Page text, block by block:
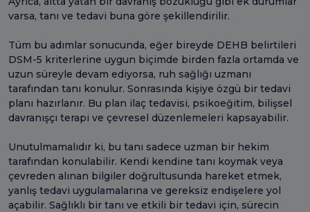
varsa, tanı ve tedavi buna göre şekillendirilir.
Tüm bu adımlar sonucunda, eğer bireyde DEHB belirtileri
DSM-5 kriterlerine uygun biçimde birden fazla ortamda ve
uzun süreyle devam ediyorsa, ruh sağlığı uzmanı
tarafından tanı konulur. Sonrasında kişiye özgü bir tedavi
planı hazırlanır. Bu plan ilaç tedavisi, psikoeğitim, bilişsel
davranışçı terapi ve çevresel düzenlemeleri kapsayabilir.
Unutulmamalıdır ki, bu tanı sadece uzman bir hekim
tarafından konulabilir. Kendi kendine tanı koymak veya
çevreden alınan bilgiler doğrultusunda hareket etmek,
yanlış tedavi uygulamalarına ve gereksiz endişelere yol
açabilir. Sağlıklı bir tanı ve etkili bir tedavi için, sürecin